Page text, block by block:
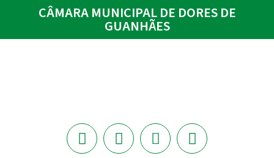
CÂMARA MUNICIPAL DE DORES DE
GUANHÃES